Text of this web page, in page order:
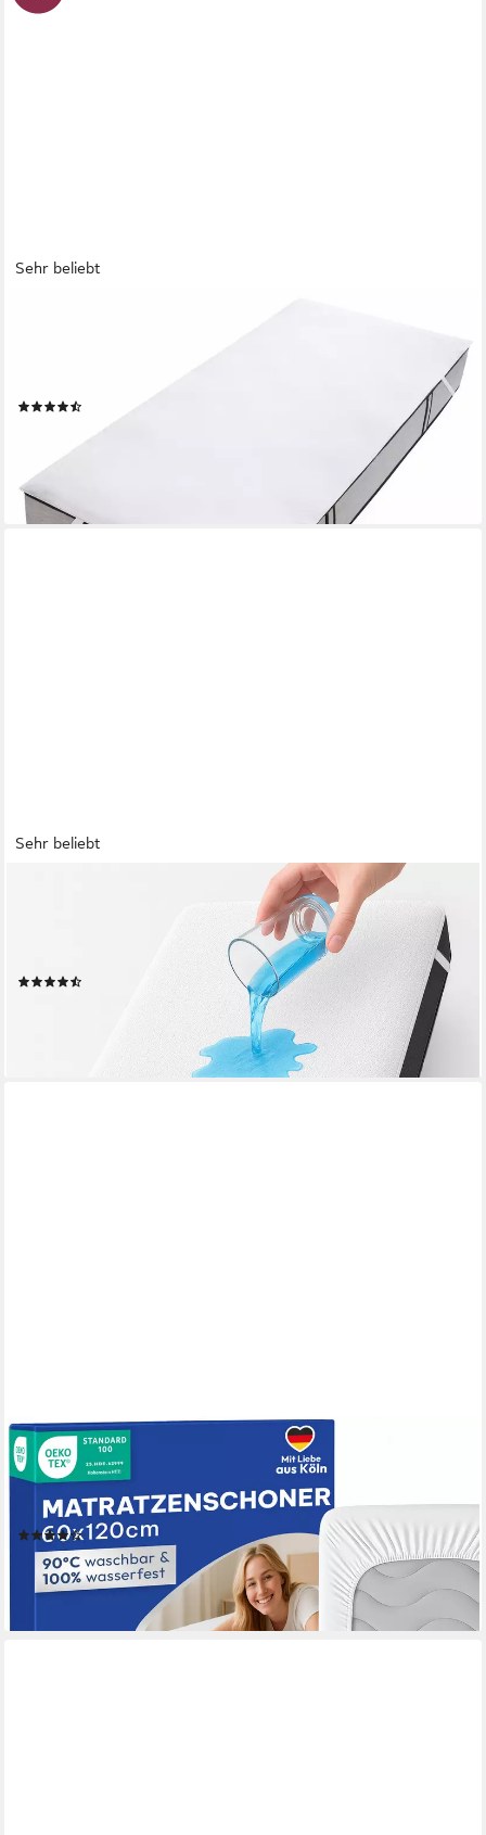
Sehr beliebt
weiteren Größen,wasserdicht (Inkontinenz), Allergiker geeignet
UVP
nur diesen Monat
-54%
lieferbar - in 1-2 Werktagen bei dir
Sehr beliebt
Matratzenschoner Matratzenauflage als Nässeschutz für Kinder
o. wasserdicht 100% wasserabweisend - wasserfest -
allergikergeeignet - Eckbändern
lieferbar - in 2-3 Werktagen bei dir
BLUMTAL
Matratzenschoner Wasserdichter - Atmungsaktive
Matratzenauflage mit Spannfixierung - ohne Knistern, Oeko Tex
Zertifiziert
(263)
ab 12,99 € UVP19,99 €
-35%
lieferbar - in 2-3 Werktagen bei dir